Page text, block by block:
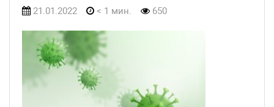
21.01.2022 < 1 мин. 650